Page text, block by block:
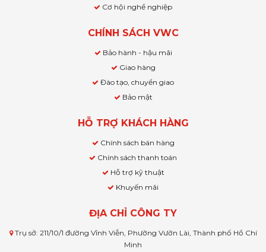
Cơ hội nghề nghiệp
CHÍNH SÁCH VWC
Bảo hành - hậu mãi
Giao hàng
Đào tạo, chuyển giao
Bảo mật
HỖ TRỢ KHÁCH HÀNG
Chính sách bán hàng
Chính sách thanh toán
Hỗ trợ kỹ thuật
Khuyến mãi
ĐỊA CHỈ CÔNG TY
Trụ sở: 211/10/1 đường Vĩnh Viễn, Phường Vườn Lài, Thành phố Hồ Chí
Minh